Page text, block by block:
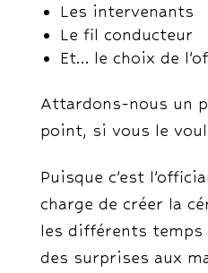
Les intervenants
Le fil conducteur
Et… le choix de
Attardons-nous un
point, si vous le
Puisque c’est
charge de créer la
les différents
des surprises aux